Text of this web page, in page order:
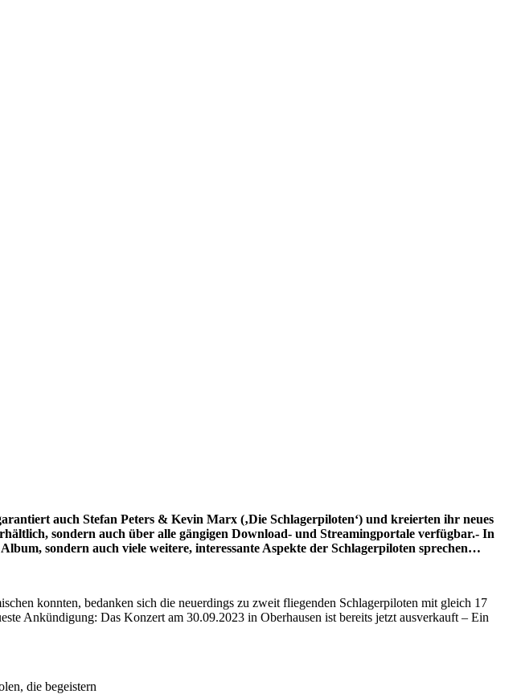
auch Stefan Peters & Kevin Marx (‚Die Schlagerpiloten‘) und kreierten ihr neues
sondern auch über alle gängigen Download- und Streamingportale verfügbar.- In
sondern auch viele weitere, interessante Aspekte der Schlagerpiloten sprechen…
konnten, bedanken sich die neuerdings zu zweit fliegenden Schlagerpiloten mit gleich 17
Ankündigung: Das Konzert am 30.09.2023 in Oberhausen ist bereits jetzt ausverkauft – Ein
die begeistern